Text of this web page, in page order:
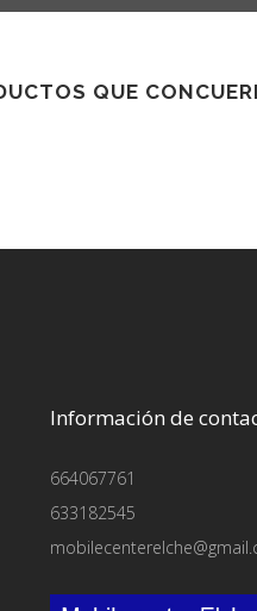
QUE
Información de
664067761
633182545